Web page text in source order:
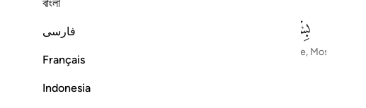
বাংলা
فارسی
Français
Indonesia
In the Name of Allah—the Most Compassionate, Most Merciful